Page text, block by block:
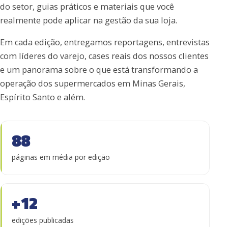
do setor, guias práticos e materiais que você
realmente pode aplicar na gestão da sua loja.
Em cada edição, entregamos reportagens, entrevistas
com líderes do varejo, cases reais dos nossos clientes
e um panorama sobre o que está transformando a
operação dos supermercados em Minas Gerais,
Espírito Santo e além.
88
páginas em média por edição
+12
edições publicadas